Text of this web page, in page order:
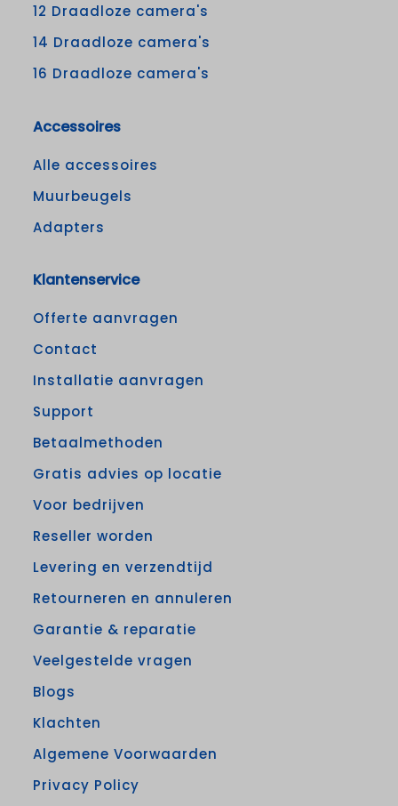
12 Draadloze camera's
14 Draadloze camera's
16 Draadloze camera's
Accessoires
Alle accessoires
Muurbeugels
Adapters
Klantenservice
Offerte aanvragen
Contact
Installatie aanvragen
Support
Betaalmethoden
Gratis advies op locatie
Voor bedrijven
Reseller worden
Levering en verzendtijd
Retourneren en annuleren
Garantie & reparatie
Veelgestelde vragen
Blogs
Klachten
Algemene Voorwaarden
Privacy Policy